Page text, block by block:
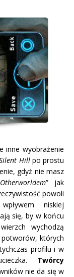
inne wyobrażenie
Hillpo prostu
gdyż nie masz
Otherworldem” jak
powoli
niskiej
się, by w końcu
wychodzą
których
profilu i w
Twórcy
nie da się w